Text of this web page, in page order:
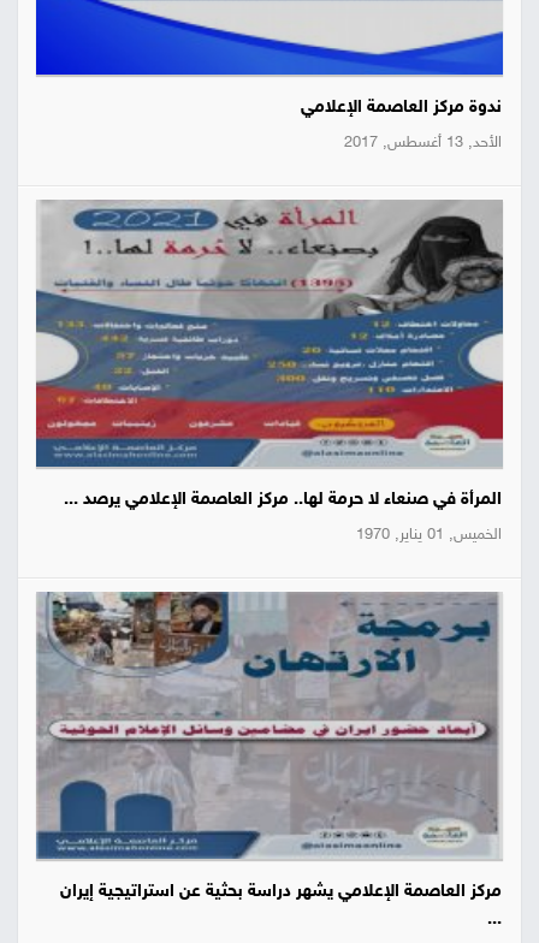
ندوة مركز العاصمة الإعلامي
الأحد, 13 أغسطس, 2017
المرأة في صنعاء لا حرمة لها.. مركز العاصمة الإعلامي يرصد ...
الخميس, 01 يناير, 1970
مركز العاصمة الإعلامي يشهر دراسة بحثية عن استراتيجية إيران
...